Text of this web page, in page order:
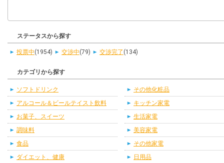
ステータスから探す
投票中(1954) 交渉中(79) 交渉完了 (134)
カテゴリから探す
ソフトドリンク
アルコール＆ビールテイスト飲料
お菓子、スイーツ
調味料
食品
ダイエット、健康
その他化粧品
キッチン家電
生活家電
美容家電
その他家電
日用品